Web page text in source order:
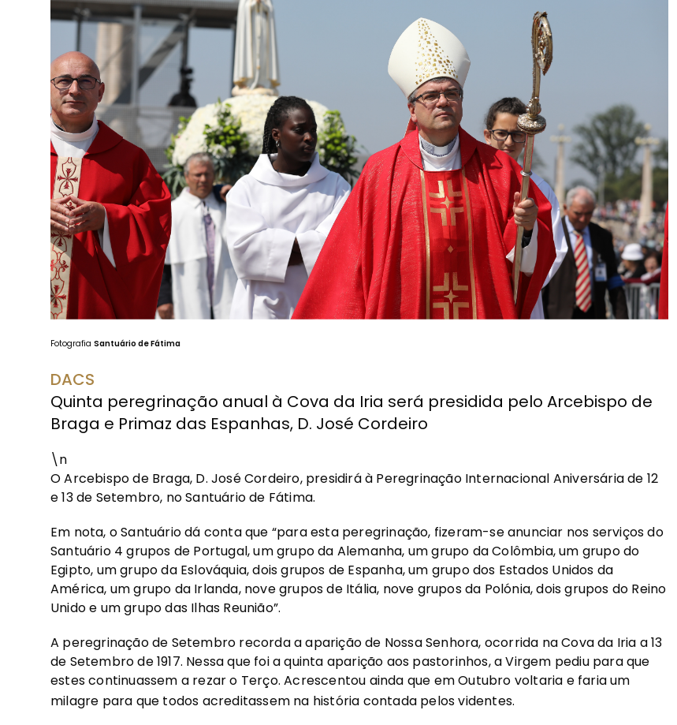
Fotografia Santuário de Fátima
DACS
Quinta peregrinação anual à Cova da Iria será presidida pelo Arcebispo de
Braga e Primaz das Espanhas, D. José Cordeiro
\n
O Arcebispo de Braga, D. José Cordeiro, presidirá à Peregrinação Internacional Aniversária de 12
e 13 de Setembro, no Santuário de Fátima.
Em nota, o Santuário dá conta que “para esta peregrinação, fizeram-se anunciar nos serviços do
Santuário 4 grupos de Portugal, um grupo da Alemanha, um grupo da Colômbia, um grupo do
Egipto, um grupo da Eslováquia, dois grupos de Espanha, um grupo dos Estados Unidos da
América, um grupo da Irlanda, nove grupos de Itália, nove grupos da Polónia, dois grupos do Reino
Unido e um grupo das Ilhas Reunião”.
A peregrinação de Setembro recorda a aparição de Nossa Senhora, ocorrida na Cova da Iria a 13
de Setembro de 1917. Nessa que foi a quinta aparição aos pastorinhos, a Virgem pediu para que
estes continuassem a rezar o Terço. Acrescentou ainda que em Outubro voltaria e faria um
milagre para que todos acreditassem na história contada pelos videntes.